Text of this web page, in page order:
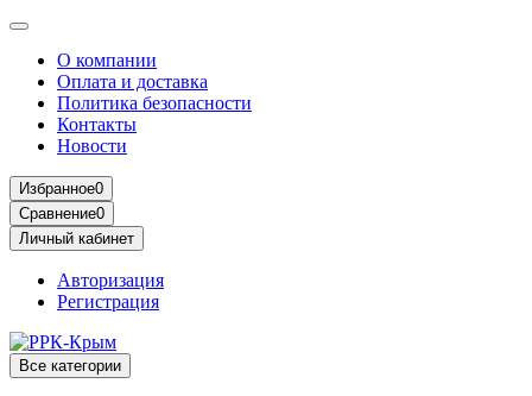
О компании
Оплата и доставка
Политика безопасности
Контакты
Новости
Избранное0
Сравнение0
Личный кабинет
Авторизация
Регистрация
Все категории